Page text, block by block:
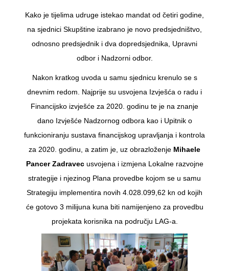
Kako je tijelima udruge istekao mandat od četiri godine,
na sjednici Skupštine izabrano je novo predsjedništvo,
odnosno predsjednik i dva dopredsjednika, Upravni
odbor i Nadzorni odbor.
Nakon kratkog uvoda u samu sjednicu krenulo se s
dnevnim redom. Najprije su usvojena Izvješća o radu i
Financijsko izvješće za 2020. godinu te je na znanje
dano Izvješće Nadzornog odbora kao i Upitnik o
funkcioniranju sustava financijskog upravljanja i kontrola
za 2020. godinu, a zatim je, uz obrazloženje Mihaele
Pancer Zadravecusvojena i izmjena Lokalne razvojne
strategije i njezinog Plana provedbe kojom se u samu
Strategiju implementira novih 4.028.099,62 kn od kojih
će gotovo 3 milijuna kuna biti namijenjeno za provedbu
projekata korisnika na području LAG-a.